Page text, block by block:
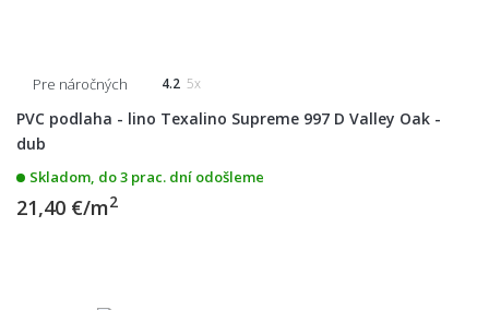
Pre náročných 4.2 5x
PVC podlaha - lino Texalino Supreme 997 D Valley Oak -
dub
Skladom, do 3 prac. dní odošleme
21,40 €/m2